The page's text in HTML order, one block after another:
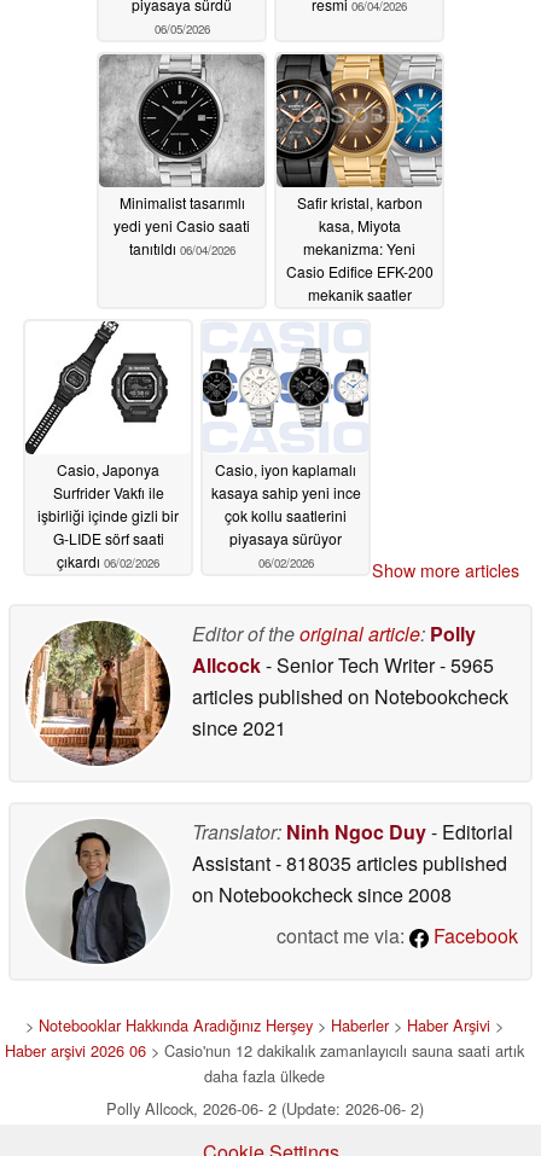
06/05/2026
06/04/2026
Minimalist tasarımlı
yedi yeni Casio saati
tanıtıldı 06/04/2026
Safir kristal, karbon
kasa, Miyota
mekanizma: Yeni
Casio Edifice EFK-200
mekanik saatler
piyasaya çıkıyor
06/03/2026
Casio, Japonya
Surfrider Vakfı ile
işbirliği içinde gizli bir
G-LIDE sörf saati
çıkardı 06/02/2026
Casio, iyon kaplamalı
kasaya sahip yeni ince
çok kollu saatlerini
piyasaya sürüyor
06/02/2026 Show more articles
Editor of theoriginal article: Polly
Allcock- Senior Tech Writer- 5965
articles published on Notebookcheck
since 2021
Translator: Ninh Ngoc Duy- Editorial
Assistant- 818035 articles published
on Notebookchecksince 2008
contact me via:
Facebook
> Notebooklar Hakkında Aradığınız Herşey > Haberler> Haber Arşivi >
Haber arşivi 2026 06 > Casio'nun 12 dakikalık zamanlayıcılı sauna saati artık
daha fazla ülkede
Polly Allcock, 2026-06- 2 (Update: 2026-06- 2)